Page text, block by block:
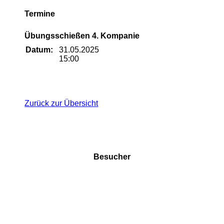
Termine
Übungsschießen 4. Kompanie
Datum:
31.05.2025
15:00
Zurück zur Übersicht
Besucher